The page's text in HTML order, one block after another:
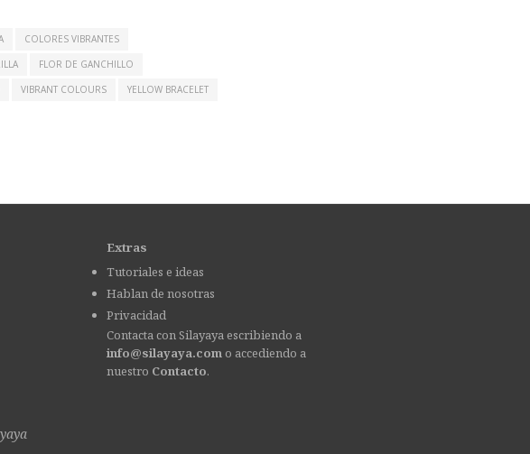
COLORES VIBRANTES
FLOR DE GANCHILLO
VIBRANT COLOURS
YELLOW BRACELET
Extras
Tutoriales e ideas
Hablan de nosotras
Privacidad
Contacta con Silayaya escribiendo a
info@silayaya.com o accediendo a
nuestro Contacto.